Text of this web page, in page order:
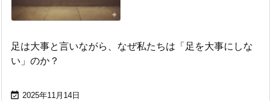
足は大事と言いながら、なぜ私たちは「足を大事にしな
い」のか？
 2025年11月14日